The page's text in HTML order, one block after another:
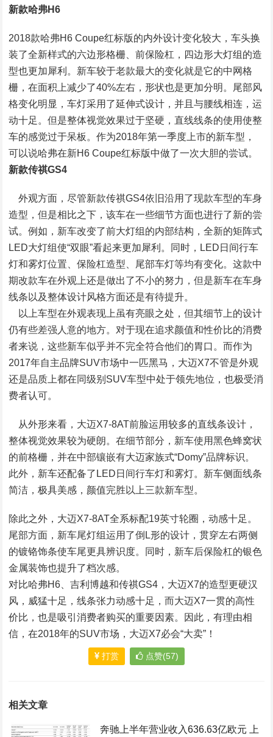
新款哈弗H6
2018款哈弗H6 Coupe红标版的内外设计变化较大，车头换
装了全新样式的六边形格栅、前保险杠，四边形大灯组的造
型也更加犀利。新车较于老款最大的变化就是它的中网格
栅，在面积上减少了40%左右，形状也是更加分明。尾部风
格变化明显，车灯采用了延伸式设计，并且与腰线相连，运
动十足。但是整体视觉效果过于坚硬，直线线条的使用使整
车的感觉过于呆板。作为2018年第一季度上市的新车型，
可以说哈弗在新H6 Coupe红标版中做了一次大胆的尝试。
新款传祺GS4
外观方面，尽管新款传祺GS4依旧沿用了现款车型的车身
造型，但是相比之下，该车在一些细节方面也进行了新的尝
试。例如，新车改变了前大灯组的内部结构，全新的矩阵式
LED大灯组使“双眼”看起来更加犀利。同时，LED日间行车
灯和雾灯位置、保险杠造型、尾部车灯等均有变化。这款中
期改款车在外观上还是做出了不小的努力，但是新车在车身
线条以及整体设计风格方面还是有待提升。
以上车型在外观表现上虽有亮眼之处，但其细节上的设计
仍有些差强人意的地方。对于现在追求颜值和性价比的消费
者来说，这些新车似乎并不完全符合他们的胃口。而作为
2017年自主品牌SUV市场中一匹黑马，大迈X7不管是外观
还是品质上都在同级别SUV车型中处于领先地位，也极受消
费者认可。
从外形来看，大迈X7-8AT前脸运用较多的直线条设计，
整体视觉效果较为硬朗。在细节部分，新车使用黑色蜂窝状
的前格栅，并在中部镶嵌有大迈家族式“Domy”品牌标识。
此外，新车还配备了LED日间行车灯和雾灯。新车侧面线条
简洁，极具美感，颜值完胜以上三款新车型。
除此之外，大迈X7-8AT全系标配19英寸轮圈，动感十足。
尾部方面，新车尾灯组运用了倒L形的设计，贯穿左右两侧
的镀铬饰条使车尾更具辨识度。同时，新车后保险杠的银色
金属装饰也提升了档次感。
对比哈弗H6、吉利博越和传祺GS4，大迈X7的造型更硬汉
风，威猛十足，线条张力动感十足，而大迈X7一贯的高性
价比，也是吸引消费者购买的重要因素。因此，有理由相
信，在2018年的SUV市场，大迈X7必会“大卖”！
打赏 点赞(57)
相关文章
奔驰上半年营业收入636.63亿欧元 上